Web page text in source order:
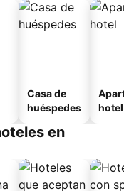
Casa de
huéspedes
hotel
en